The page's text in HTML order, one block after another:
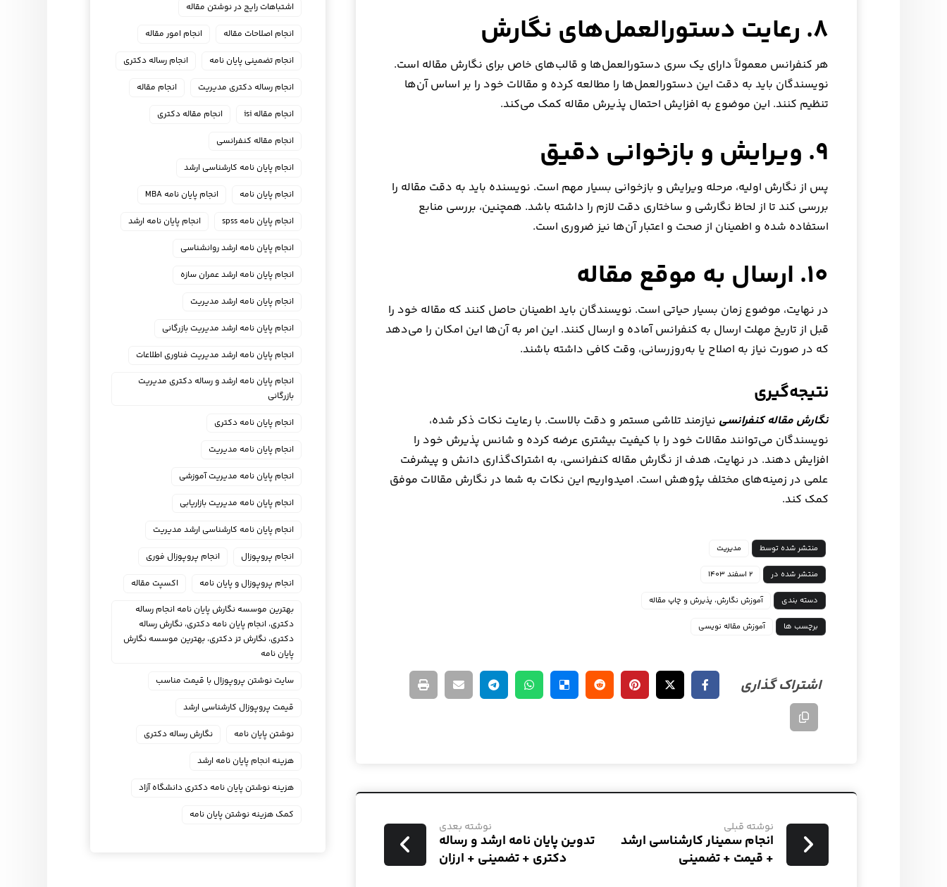
۸. رعایت دستورالعمل‌های نگارش
هر کنفرانس معمولاً دارای یک سری دستورالعمل‌ها و قالب‌های خاص برای نگارش مقاله است.
نویسندگان باید به دقت این دستورالعمل‌ها را مطالعه کرده و مقالات خود را بر اساس آن‌ها
تنظیم کنند. این موضوع به افزایش احتمال پذیرش مقاله کمک می‌کند.
۹. ویرایش و بازخوانی دقیق
پس از نگارش اولیه، مرحله ویرایش و بازخوانی بسیار مهم است. نویسنده باید به دقت مقاله را
بررسی کند تا از لحاظ نگارشی و ساختاری دقت لازم را داشته باشد. همچنین، بررسی منابع
استفاده شده و اطمینان از صحت و اعتبار آن‌ها نیز ضروری است.
۱۰. ارسال به موقع مقاله
در نهایت، موضوع زمان بسیار حیاتی است. نویسندگان باید اطمینان حاصل کنند که مقاله خود را
قبل از تاریخ مهلت ارسال به کنفرانس آماده و ارسال کنند. این امر به آن‌ها این امکان را می‌دهد
که در صورت نیاز به اصلاح یا به‌روزرسانی، وقت کافی داشته باشند.
نتیجه‌گیری
نگارش مقاله کنفرانسی نیازمند تلاشی مستمر و دقت بالاست. با رعایت نکات ذکر شده،
نویسندگان می‌توانند مقالات خود را با کیفیت بیشتری عرضه کرده و شانس پذیرش خود را
افزایش دهند. در نهایت، هدف از نگارش مقاله کنفرانسی، به اشتراک‌گذاری دانش و پیشرفت
علمی در زمینه‌های مختلف پژوهش است. امیدواریم این نکات به شما در نگارش مقالات موفق
کمک کند.
منتشر شده توسط مدیریت
منتشر شده در ۲ اسفند ۱۴۰۳
دسته بندی آموزش نگارش، پذیرش و چاپ مقاله
برچسب ها آموزش مقاله نویسی
نوشته قبلی
انجام سمینار کارشناسی ارشد
+ قیمت + تضمینی
نوشته بعدی
تدوین پایان نامه ارشد و رساله
دکتری + تضمینی + ارزان
اشتباهات رایج در نوشتن مقاله
انجام اصلاحات مقاله
انجام امور مقاله
انجام تضمینی پایان نامه
انجام رساله دکتری
انجام رساله دکتری مدیریت
انجام مقاله
انجام مقاله isi
انجام مقاله دکتری
انجام مقاله کنفرانسی
انجام پايان نامه كارشناسي ارشد
انجام پایان نامه
انجام پایان نامه MBA
انجام پایان نامه spss
انجام پایان نامه ارشد
انجام پایان نامه ارشد روانشناسی
انجام پایان نامه ارشد عمران سازه
انجام پایان نامه ارشد مدیریت
انجام پایان نامه ارشد مدیریت بازرگانی
انجام پایان نامه ارشد مدیریت فناوری اطلاعات
انجام پایان نامه ارشد و رساله دکتری مدیریت
بازرگانی
انجام پایان نامه دکتری
انجام پایان نامه مدیریت
انجام پایان نامه مدیریت آموزشی
انجام پایان نامه مدیریت بازاریابی
انجام پایان نامه کارشناسی ارشد مدیریت
انجام پروپوزال
انجام پروپوزال فوری
انجام پروپوزال و پایان نامه
اکسپت مقاله
بهترین موسسه نگارش پایان نامه انجام رساله
دکتری، انجام پایان نامه دکتری، نگارش رساله
دکتری، نگارش تز دکتری، بهترین موسسه نگارش
پایان نامه
سایت نوشتن پروپوزال با قیمت مناسب
قیمت پروپوزال کارشناسی ارشد
نوشتن پایان نامه
نگارش رساله دکتری
هزینه انجام پایان نامه ارشد
هزینه نوشتن پایان نامه دکتری دانشگاه آزاد
کمک هزینه نوشتن پایان نامه